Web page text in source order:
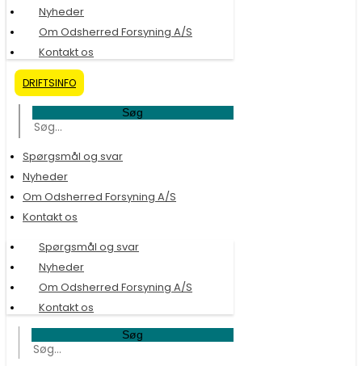
Nyheder
Om Odsherred Forsyning A/S
Kontakt os
DRIFTSINFO
Søg
Spørgsmål og svar
Nyheder
Om Odsherred Forsyning A/S
Kontakt os
Spørgsmål og svar
Nyheder
Om Odsherred Forsyning A/S
Kontakt os
Søg